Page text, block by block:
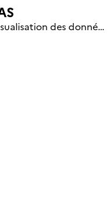
Outil de visualisation des données nationales de surveillance des substances PFAS (mise à jour le 1er jour de chaque mois)